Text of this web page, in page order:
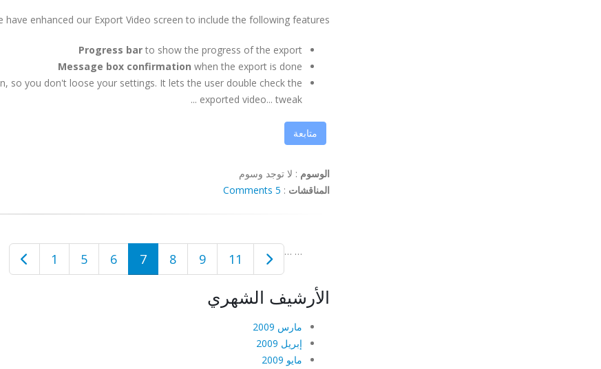
have enhanced our Export Video screen to include the following features:
Progress bar to show the progress of the export
Message box confirmation when the export is done
so you don't loose your settings. It lets the user double check the
exported video... tweak ...
متابعة
الوسوم : لا توجد وسوم
المناقشات :
5 Comments
1 …
5 6 7 8 9 …
11
الأرشيف الشهري
مارس 2009
إبريل 2009
مايو 2009